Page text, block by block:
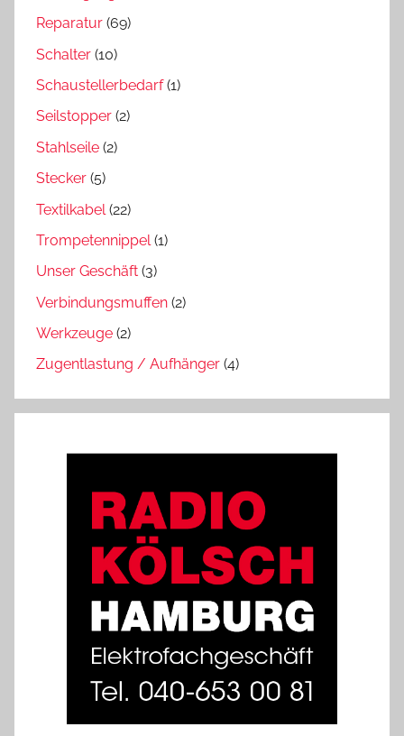
Reparatur (69)
Schalter (10)
Schaustellerbedarf(1)
Seilstopper (2)
Stahlseile (2)
Stecker (5)
Textilkabel (22)
Trompetennippel(1)
Unser Geschäft (3)
Verbindungsmuffen (2)
Werkzeuge (2)
Zugentlastung / Aufhänger (4)